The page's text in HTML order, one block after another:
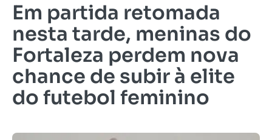
Em partida retomada
nesta tarde, meninas do
Fortaleza perdem nova
chance de subir à elite
do futebol feminino